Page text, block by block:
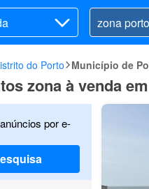
do Porto Município de
zona à venda
por e-